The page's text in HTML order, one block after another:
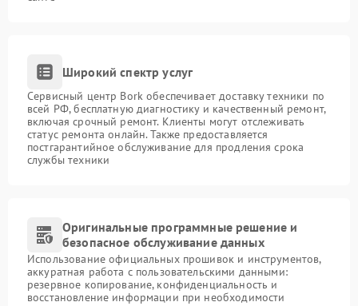
Широкий спектр услуг
Сервисный центр Bork обеспечивает доставку техники по
всей РФ, бесплатную диагностику и качественный ремонт,
включая срочный ремонт. Клиенты могут отслеживать
статус ремонта онлайн. Также предоставляется
постгарантийное обслуживание для продления срока
службы техники
Оригинальные программные решение и
безопасное обслуживание данных
Использование официальных прошивок и инструментов,
аккуратная работа с пользовательскими данными:
резервное копирование, конфиденциальность и
восстановление информации при необходимости